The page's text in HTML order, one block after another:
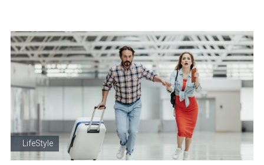
LifeStyle